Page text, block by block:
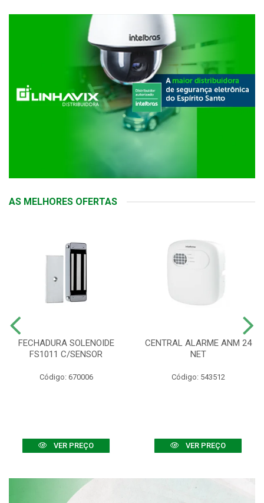
AS MELHORES OFERTAS
FECHADURA SOLENOIDE
FS1011 C/SENSOR
Código: 670006
VER PREÇO
CENTRAL ALARME ANM 24
NET
Código: 543512
VER PREÇO